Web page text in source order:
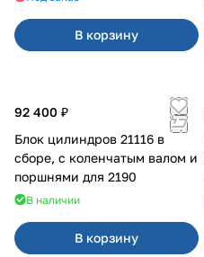
В корзину
92 400 ₽
Блок цилиндров 21116 в
сборе, с коленчатым валом и
поршнями для 2190
В наличии
В корзину